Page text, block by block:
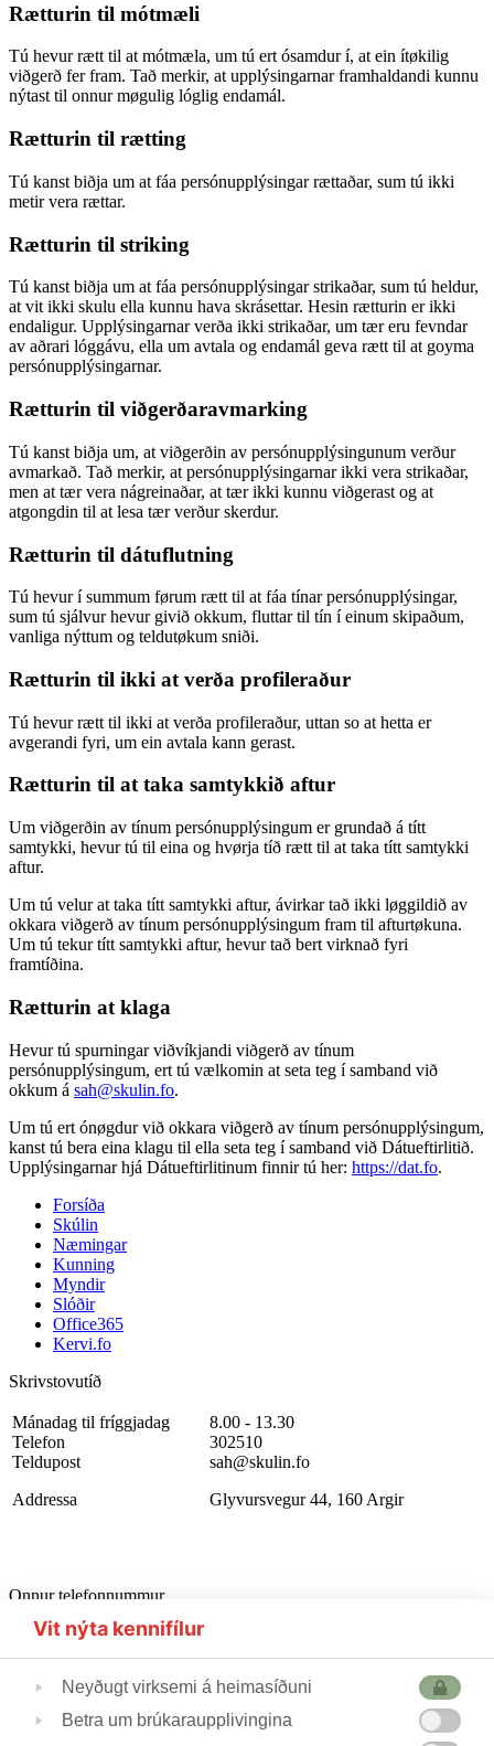
Rætturin til mótmæli
Tú hevur rætt til at mótmæla, um tú ert ósamdur í, at ein ítøkilig
viðgerð fer fram. Tað merkir, at upplýsingarnar framhaldandi kunnu
nýtast til onnur møgulig lóglig endamál.
Rætturin til rætting
Tú kanst biðja um at fáa persónupplýsingar rættaðar, sum tú ikki
metir vera rættar.
Rætturin til striking
Tú kanst biðja um at fáa persónupplýsingar strikaðar, sum tú heldur,
at vit ikki skulu ella kunnu hava skrásettar. Hesin rætturin er ikki
endaligur. Upplýsingarnar verða ikki strikaðar, um tær eru fevndar
av aðrari lóggávu, ella um avtala og endamál geva rætt til at goyma
persónupplýsingarnar.
Rætturin til viðgerðaravmarking
Tú kanst biðja um, at viðgerðin av persónupplýsingunum verður
avmarkað. Tað merkir, at persónupplýsingarnar ikki vera strikaðar,
men at tær vera nágreinaðar, at tær ikki kunnu viðgerast og at
atgongdin til at lesa tær verður skerdur.
Rætturin til dátuflutning
Tú hevur í summum førum rætt til at fáa tínar persónupplýsingar,
sum tú sjálvur hevur givið okkum, fluttar til tín í einum skipaðum,
vanliga nýttum og teldutøkum sniði.
Rætturin til ikki at verða profileraður
Tú hevur rætt til ikki at verða profileraður, uttan so at hetta er
avgerandi fyri, um ein avtala kann gerast.
Rætturin til at taka samtykkið aftur
Um viðgerðin av tínum persónupplýsingum er grundað á títt
samtykki, hevur tú til eina og hvørja tíð rætt til at taka títt samtykki
aftur.
Um tú velur at taka títt samtykki aftur, ávirkar tað ikki løggildið av
okkara viðgerð av tínum persónupplýsingum fram til afturtøkuna.
Um tú tekur títt samtykki aftur, hevur tað bert virknað fyri
framtíðina.
Rætturin at klaga
Hevur tú spurningar viðvíkjandi viðgerð av tínum
persónupplýsingum, ert tú vælkomin at seta teg í samband við
okkum á sah@skulin.fo.
Um tú ert ónøgdur við okkara viðgerð av tínum persónupplýsingum,
kanst tú bera eina klagu til ella seta teg í samband við Dátueftirlitið.
Upplýsingarnar hjá Dátueftirlitinum finnir tú her: https://dat.fo.
Forsíða
Skúlin
Næmingar
Kunning
Myndir
Slóðir
Office365
Kervi.fo
Skrivstovutíð
Mánadag til fríggjadag
Telefon
Teldupost
Addressa
8.00 - 13.30
302510
sah@skulin.fo
Glyvursvegur 44, 160 Argir
Onnur telefonnummur
Starvsfólkarúm
Førleikastovan
Heilsufrøðingur
302510
222445
562355
Vit nýta kennifílur
Neyðugt virksemi á heimasíðuni
Betra um brúkaraupplivingina